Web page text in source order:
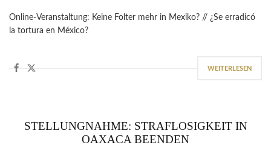
Online-Veranstaltung: Keine Folter mehr in Mexiko? // ¿Se erradicó
la tortura en México?
WEITERLESEN
STELLUNGNAHME: STRAFLOSIGKEIT IN
OAXACA BEENDEN